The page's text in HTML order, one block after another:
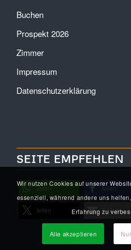
Buchen
Prospekt 2026
Zimmer
Impressum
Datenschutzerklärung
SEITE EMPFEHLEN
teilen teilen
teilen E-Mail
Wir nutzen Cookies auf unserer
essenziell, während andere uns
Erfahrung zu
Alle akzeptieren